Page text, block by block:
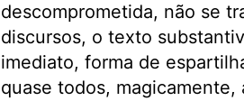
descomprometida, não se
discursos, o texto
imediato, forma de
quase todos, magicamente,